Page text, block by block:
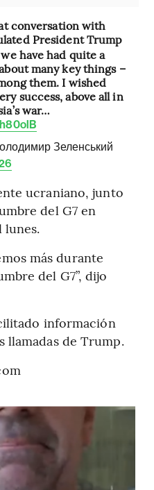
conversation with
President Trump
have had quite a
many key things –
them. I wished
success, above all in
war…
Зеленський
ucraniano, junto
del G7 en
lunes.
más durante
del G7”, dijo
información
llamadas de Trump.